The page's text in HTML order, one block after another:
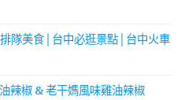
隊美食│台中必逛景點│台中火車
辣椒 & 老干媽風味雞油辣椒